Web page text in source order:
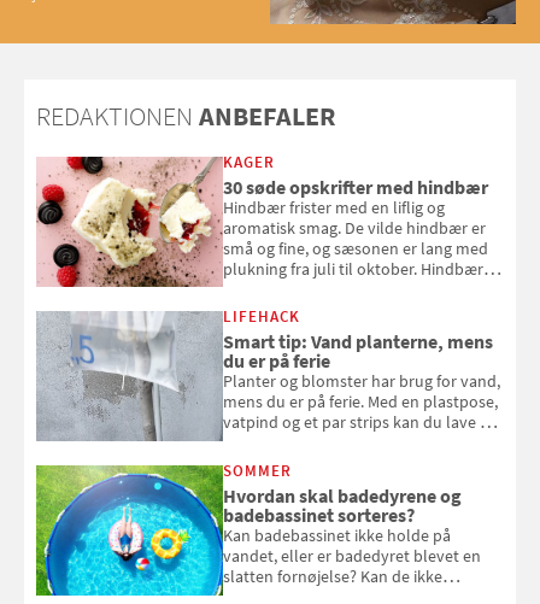
REDAKTIONEN ANBEFALER
KAGER
30 søde opskrifter med hindbær
Hindbær frister med en liflig og
aromatisk smag. De vilde hindbær er
små og fine, og sæsonen er lang med
plukning fra juli til oktober. Hindbær
kan bruge dine hindbær i alt fra
bagværk og salater til is og syltning.
LIFEHACK
Smart tip: Vand planterne, mens
du er på ferie
Planter og blomster har brug for vand,
mens du er på ferie. Med en plastpose,
vatpind og et par strips kan du lave dit
at bede naboen om at vande eller
komme hjem til døde planter
SOMMER
Hvordan skal badedyrene og
badebassinet sorteres?
Kan badebassinet ikke holde på
vandet, eller er badedyret blevet en
slatten fornøjelse? Kan de ikke